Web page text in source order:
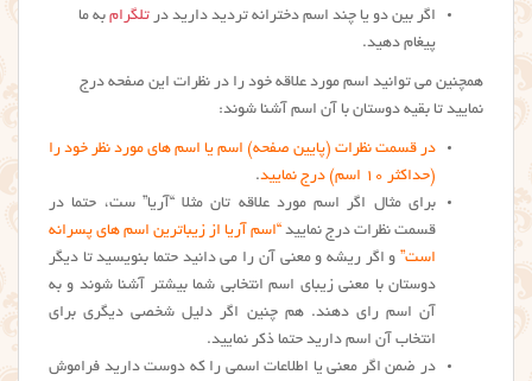
اگر بین دو یا چند اسم دخترانه تردید دارید در تلگرام به ما
پیغام دهید.
همچنین می توانید اسم مورد علاقه خود را در نظرات این صفحه درج
نمایید تا بقیه دوستان با آن اسم آشنا شوند:
در قسمت نظرات (پایین صفحه) اسم یا اسم های مورد نظر خود را
(حداکثر ۱۰ اسم) درج نمایید
.
برای مثال اگر اسم مورد علاقه تان مثلا “آریا” ست، حتما در
قسمت نظرات درج نمایید “اسم آریا از زیباترین اسم های پسرانه
است” و اگر ریشه و معنی آن را می دانید حتما بنویسید تا دیگر
دوستان با معنی زیبای اسم انتخابی شما بیشتر آشنا شوند و به
آن اسم رای دهند. هم چنین اگر دلیل شخصی دیگری برای
انتخاب آن اسم دارید حتما ذکر نمایید.
در ضمن اگر معنی یا اطلاعات اسمی را که دوست دارید فراموش